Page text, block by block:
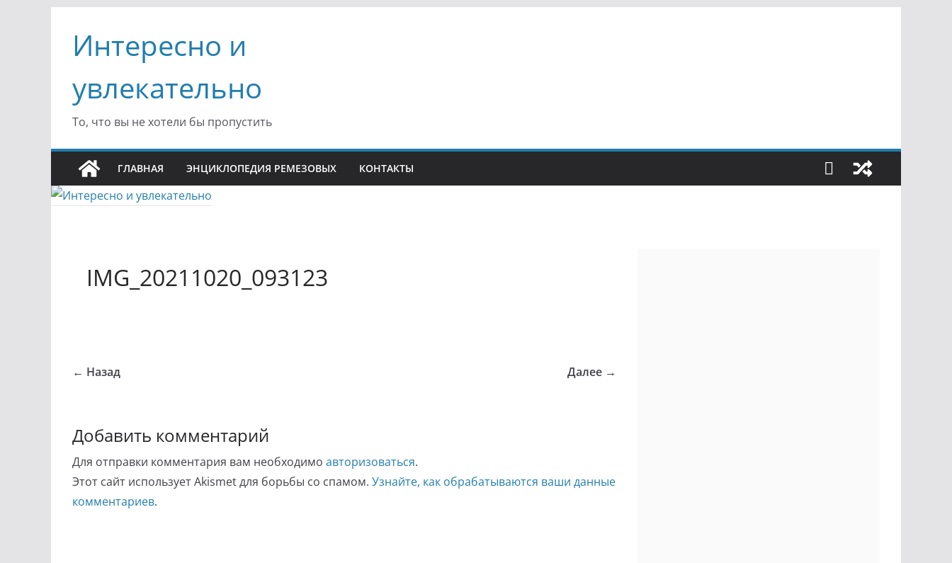
содержимому
Интересно и
увлекательно
То, что вы не хотели бы пропустить
ГЛАВНАЯ ЭНЦИКЛОПЕДИЯ РЕМЕЗОВЫХ КОНТАКТЫ
IMG_20211020_093123
← Назад Далее →
Добавить комментарий
Для отправки комментария вам необходимо авторизоваться.
Этот сайт использует Akismet для борьбы со спамом. Узнайте, как обрабатываются ваши данные
комментариев.